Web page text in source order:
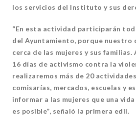
los servicios del Instituto y sus
“En esta actividad participarán
del Ayuntamiento, porque nuestro
cerca de las mujeres y sus familias.
16 días de activismo contra la
realizaremos más de 20
comisarías, mercados, escuelas y
informar a las mujeres que una
es posible”, señaló la primera edil.